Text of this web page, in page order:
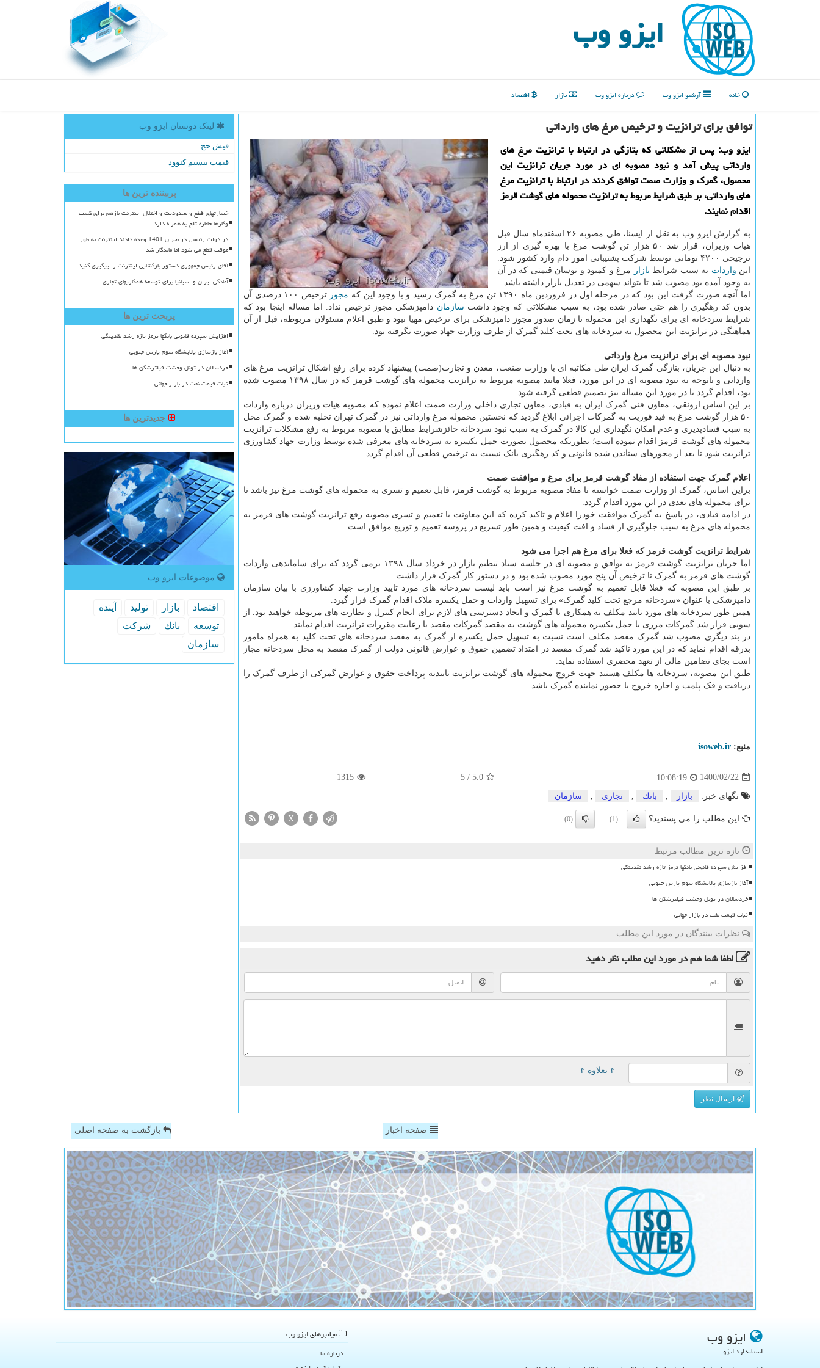
ایزو وب
خانه آرشیو ایزو وب درباره ایزو وب بازار اقتصاد
توافق برای ترانزیت و ترخیص مرغ های وارداتی
ایزو وب: پس از مشکلاتی که بتازگی در ارتباط با ترانزیت مرغ های
وارداتی پیش آمد و نبود مصوبه ای در مورد جریان ترانزیت این
محصول، گمرک و وزارت صمت توافق کردند در ارتباط با ترانزیت مرغ
های وارداتی، بر طبق شرایط مربوط به ترانزیت محموله های گوشت قرمز
اقدام نمایند.
به گزارش ایزو وب به نقل از ایسنا، طی مصوبه ۲۶ اسفندماه سال قبل
هیات وزیران، قرار شد ۵۰ هزار تن گوشت مرغ با بهره گیری از ارز
ترجیحی ۴۲۰۰ تومانی توسط شرکت پشتیبانی امور دام وارد کشور شود.
این واردات به سبب شرایط بازار
مرغ و کمبود و نوسان قیمتی که در آن
به وجود آمده بود مصوب شد تا بتواند سهمی در تعدیل بازار داشته باشد.
اما آنچه صورت گرفت این بود که در مرحله اول در فروردین ماه ۱۳۹۰ تن مرغ به گمرک رسید و با وجود این که
مجوز
ترخیص ۱۰۰ درصدی آن
بدون کد رهگیری را هم حتی صادر شده بود، به سبب مشکلاتی که وجود داشت سازمان دامپزشکی مجوز ترخیص نداد. اما مساله اینجا بود که
شرایط سردخانه ای برای نگهداری این محموله تا زمان صدور مجوز دامپزشکی برای ترخیص مهیا نبود و طبق اعلام مسئولان مربوطه، قبل از آن
هماهنگی در ترانزیت این محصول به سردخانه های تحت کلید گمرک از طرف وزارت جهاد صورت نگرفته بود.
نبود مصوبه ای برای ترانزیت مرغ وارداتی
به دنبال این جریان، بتازگی گمرک ایران طی مکاتبه ای با وزارت صنعت، معدن و تجارت(صمت) پیشنهاد کرده برای رفع اشکال ترانزیت مرغ های
وارداتی و باتوجه به نبود مصوبه ای در این مورد، فعلا مانند مصوبه مربوط به ترانزیت محموله های گوشت قرمز که در سال ۱۳۹۸ مصوب شده
بود، اقدام گردد تا در مورد این مساله نیز تصمیم قطعی گرفته شود.
بر این اساس ارونقی، معاون فنی گمرک ایران به قبادی، معاون تجاری داخلی وزارت صمت اعلام نموده که مصوبه هیات وزیران درباره واردات
۵۰ هزار گوشت مرغ به قید فوریت به گمرکات اجرائی ابلاغ گردید که نخستین محموله مرغ وارداتی نیز در گمرک تهران تخلیه شده و گمرک محل
به سبب فسادپذیری و عدم امکان نگهداری این کالا در گمرک به سبب نبود سردخانه حائزشرایط مطابق با مصوبه مربوط به رفع مشکلات ترانزیت
محموله های گوشت قرمز اقدام نموده است؛ بطوریکه محصول بصورت حمل یکسره به سردخانه های معرفی شده توسط وزارت جهاد کشاورزی
ترانزیت شود تا بعد از مجوزهای ستاندن شده قانونی و کد رهگیری بانک نسبت به ترخیص قطعی آن اقدام گردد.
اعلام گمرک جهت استفاده از مفاد گوشت قرمز برای مرغ و موافقت صمت
براین اساس، گمرک از وزارت صمت خواسته تا مفاد مصوبه مربوط به گوشت قرمز، قابل تعمیم و تسری به محموله های گوشت مرغ نیز باشد تا
برای محموله های بعدی در این مورد اقدام گردد.
در ادامه قبادی، در پاسخ به گمرک موافقت خودرا اعلام و تاکید کرده که این معاونت با تعمیم و تسری مصوبه رفع ترانزیت گوشت های قرمز به
محموله های مرغ به سبب جلوگیری از فساد و افت کیفیت و همین طور تسریع در پروسه تعمیم و توزیع موافق است.
شرایط ترانزیت گوشت قرمز که فعلا برای مرغ هم اجرا می شود
اما جریان ترانزیت گوشت قرمز به توافق و مصوبه ای در جلسه ستاد تنظیم بازار در خرداد سال ۱۳۹۸ برمی گردد که برای ساماندهی واردات
گوشت های قرمز به گمرک تا ترخیص آن پنج مورد مصوب شده بود و در دستور کار گمرک قرار داشت.
بر طبق این مصوبه که فعلا قابل تعمیم به گوشت مرغ نیز است باید لیست سردخانه های مورد تایید وزارت جهاد کشاورزی با بیان سازمان
دامپزشکی با عنوان «سردخانه مرجع تحت کلید گمرک» برای تسهیل واردات و حمل یکسره ملاک اقدام گمرک قرار گیرد.
همین طور سردخانه های مورد تایید مکلف به همکاری با گمرک و ایجاد دسترسی های لازم برای انجام کنترل و نظارت های مربوطه خواهند بود. از
سویی قرار شد گمرکات مرزی با حمل یکسره محموله های گوشت به مقصد گمرکات مقصد با رعایت مقررات ترانزیت اقدام نمایند.
در بند دیگری مصوب شد گمرک مقصد مکلف است نسبت به تسهیل حمل یکسره از گمرک به مقصد سردخانه های تحت کلید به همراه مامور
بدرقه اقدام نماید که در این مورد تاکید شد گمرک مقصد در امتداد تضمین حقوق و عوارض قانونی دولت از گمرک مقصد به محل سردخانه مجاز
است بجای تضامین مالی از تعهد محضری استفاده نماید.
طبق این مصوبه، سردخانه ها مکلف هستند جهت خروج محموله های گوشت ترانزیت تاییدیه پرداخت حقوق و عوارض گمرکی از طرف گمرک را
دریافت و فک پلمب و اجازه خروج با حضور نماینده گمرک باشد.
منبع: isoweb.ir
1400/02/22
10:08:19
5.0
/
5
1315
تگهای خبر: بازار بانك تجاری سازمان
این مطلب را می پسندید؟ (1)
(0)
X
تازه ترین مطالب مرتبط
افزایش سپرده قانونی بانکها ترمز تازه رشد نقدینگی
آغاز بازسازی پالایشگاه سوم پارس جنوبی
خردسالان در تونل وحشت فیلترشکن ها
ثبات قیمت نفت در بازار جهانی
نظرات بینندگان در مورد این مطلب
لطفا شما همدر مورد این مطلبنظر دهید
= ۴ بعلاوه ۴
ارسال نظر
لینک دوستان ایزو وب
فیش حج
قیمت بیسیم کنوود
پربیننده ترین ها
خسارتهای قطع و محدودیت و اختلال اینترنت بازهم برای کسب
وکارها خاطره تلخ به همراه دارد
در دولت رئیسی در بحران 1401 وعده دادند اینترنت به طور
موقت قطع می شود اما ماندگار شد
آقای رئیس جمهوری دستور بازگشایی اینترنت را پیگیری کنید
آمادگی ایران و اسپانیا برای توسعه همکاریهای تجاری
پربحث ترین ها
افزایش سپرده قانونی بانکها ترمز تازه رشد نقدینگی
آغاز بازسازی پالایشگاه سوم پارس جنوبی
خردسالان در تونل وحشت فیلترشکن ها
ثبات قیمت نفت در بازار جهانی
جدیدترین ها
موضوعات ایزو وب
اقتصاد بازار تولید
آینده
توسعه
بانك
شركت
سازمان
صفحه اخبار بازگشت به صفحه اصلی
ایزو وب
استاندارد ایزو
میانبرهای ایزو وب
درباره ما